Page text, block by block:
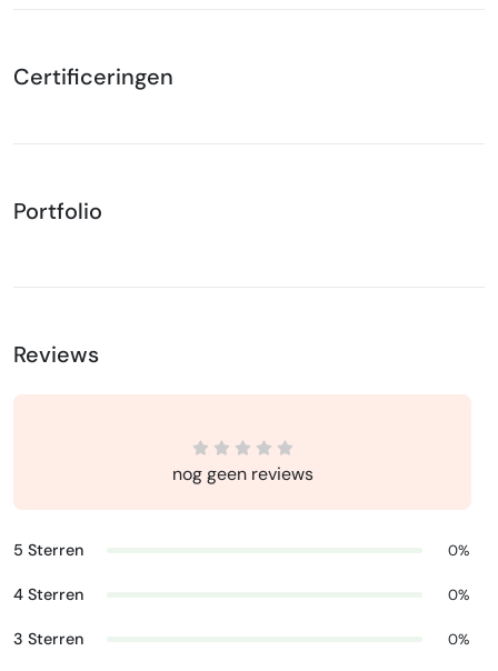
Certificeringen
Portfolio
Reviews
nog geen reviews
5 Sterren 0%
4 Sterren 0%
3 Sterren 0%